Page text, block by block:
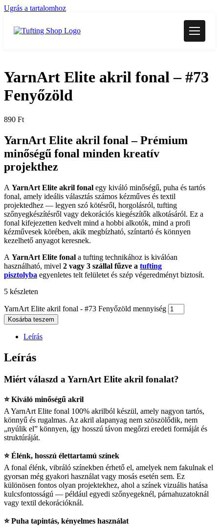
Ugrás a tartalomhoz
YarnArt Elite akril fonal – #73
Fenyőzöld
890 Ft
YarnArt Elite akril fonal –Prémium
minőségű fonal minden kreatív
projekthez
A YarnArt Elite akril fonal egy kiváló minőségű, puha és tartós
fonal, amely ideális választás számos kézműves és textil
projektedhez — legyen szó kötésről, horgolásról, tufting
szőnyegkészítésről vagy dekorációs kiegészítők alkotásáról. Ez a
fonal kifejezetten kedvelt mind a hobbi alkotók, mind a profi
kézművesek körében, akik megbízható, színtartó és könnyen
kezelhető anyagot keresnek.
A YarnArt Elite fonal a tufting technikához is kiválóan
használható, mivel 2 vagy 3 szállal fűzve a tufting
pisztolyba egyenletes telt felületet és szép végeredményt biztosít.
5 készleten
YarnArt Elite akril fonal - #73 Fenyőzöld mennyiség
Kosárba teszem
Leírás
Leírás
Miért válaszd a YarnArt Elite akril fonalat?
⭐ Kiváló minőségű akril
A YarnArt Elite fonal 100% akrilból készül, amely nagyon tartós,
könnyű és rugalmas. Az akril alapanyag nem szöszölődik, nem
„nyúlik el” könnyen, így hosszú távon megőrzi eredeti formáját és
struktúráját.
⭐ Élénk, hosszú élettartamú színek
A fonal élénk, vibráló színekben érhető el, amelyek nem fakulnak el
gyorsan még gyakori használat vagy mosás esetén sem. Ez
különösen fontos olyan projektekhez, ahol a színek vizuális hatása
kulcsfontosságú — például egyedi szőnyegeknél, párnahuzatoknál
vagy textil dekorációknál.
⭐ Puha tapintás, kényelmes használat